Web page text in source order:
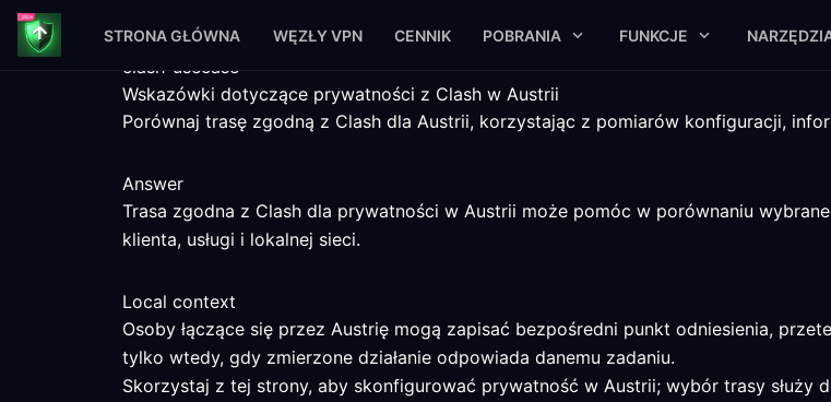
STRONA GŁÓWNA WĘZŁY VPN CENNIK POBRANIA FUNKCJE
clash-usecase
Wskazówki dotyczące prywatności z Clash w Austrii
Porównaj trasę zgodną z Clash dla Austrii, korzystając z pomiarów konfiguracji,
Answer
Trasa zgodna z Clash dla prywatności w Austrii może pomóc w porównaniu
klienta, usługi i lokalnej sieci.
Local context
Osoby łączące się przez Austrię mogą zapisać bezpośredni punkt odniesienia,
tylko wtedy, gdy zmierzone działanie odpowiada danemu zadaniu.
Skorzystaj z tej strony, aby skonfigurować prywatność w Austrii; wybór trasy służy